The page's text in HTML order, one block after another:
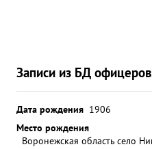
Записи из БД
Дата рождения 1906
Место рождения
Воронежская область село